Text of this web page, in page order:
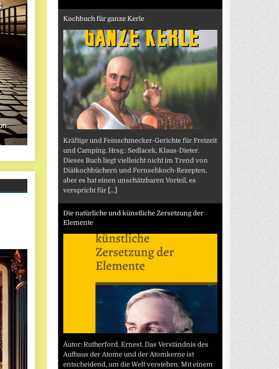
Kochbuch für ganze Kerle
Kräftige und Feinschmecker-Gerichte für Freizeit
und Camping. Hrsg.: Sedlacek, Klaus-Dieter.
Dieses Buch liegt vielleicht nicht im Trend von
Diätkochbüchern und Fernsehkoch-Rezepten,
aber es hat einen unschätzbaren Vorteil, es
verspricht für [...]
Die natürliche und künstliche Zersetzung der
Elemente
Autor: Rutherford, Ernest. Das Verständnis des
Aufbaus der Atome und der Atomkerne ist
entscheidend, um die Welt verstehen. Mit einem